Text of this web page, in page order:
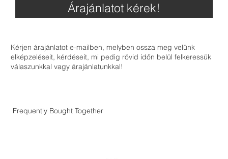
Árajánlatot kérek!
Kérjen árajánlatot e-mailben, melyben ossza meg velünk
elképzeléseit, kérdéseit, mi pedig rövid időn belül felkeressük
válaszunkkal vagy árajánlatunkkal!
Frequently Bought Together